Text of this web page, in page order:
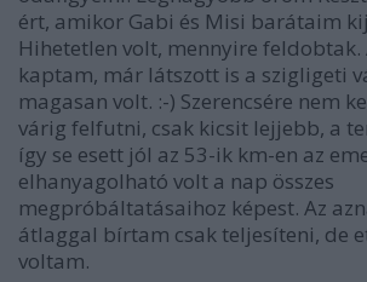
ért, amikor Gabi és Misi barátaim
Hihetetlen volt, mennyire feldobtak.
kaptam, már látszott is a szigligeti
magasan volt. :-) Szerencsére nem
várig felfutni, csak kicsit lejjebb, a
így se esett jól az 53-ik km-en az
elhanyagolható volt a nap összes
megpróbáltatásaihoz képest. Az
átlaggal bírtam csak teljesíteni, de
voltam.